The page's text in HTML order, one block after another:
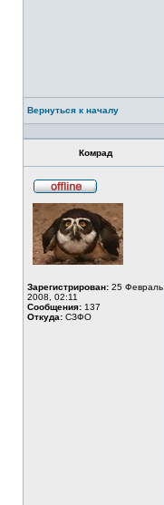
Вернуться к началу
Комрад
сети
Зарегистрирован: 25 Февраль
2008, 02:11
Сообщения: 137
Откуда: СЗФО